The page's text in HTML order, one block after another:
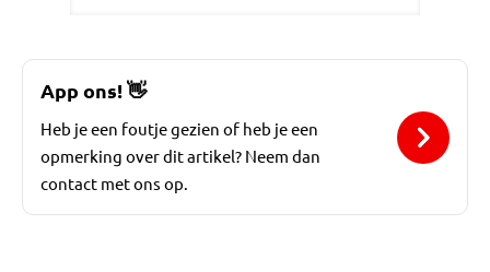
App ons!👋
Heb je een foutje gezien of heb je een
opmerking over dit artikel? Neem dan
contact met ons op.